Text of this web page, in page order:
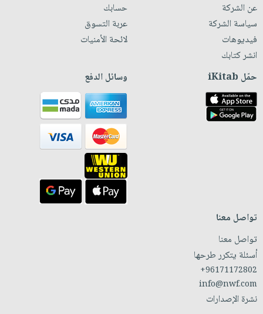
عن الشركة
سياسة الشركة
فيديوهات
انشر كتابك
حسابك
عربة التسوق
لائحة الأمنيات
حمّل iKitab وسائل الدفع
تواصل معنا
تواصل معنا
أسئلة يتكرر طرحها
+96171172802
info@nwf.com
نشرة الإصدارات